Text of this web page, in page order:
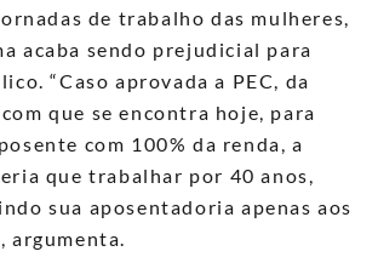
de trabalho das mulheres,
acaba sendo prejudicial para
“Caso aprovada a PEC, da
que se encontra hoje, para
com 100% da renda, a
que trabalhar por 40 anos,
sua aposentadoria apenas aos
argumenta.